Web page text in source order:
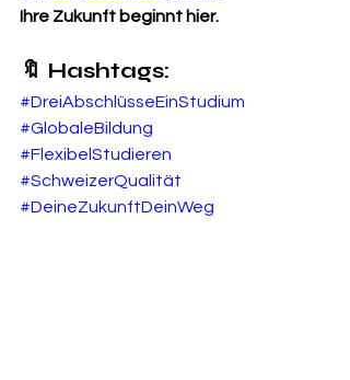
Ihre Zukunft beginnt hier.
🔖 Hashtags:
#DreiAbschlüsseEinStudium
#GlobaleBildung
#FlexibelStudieren
#SchweizerQualität
#DeineZukunftDeinWeg